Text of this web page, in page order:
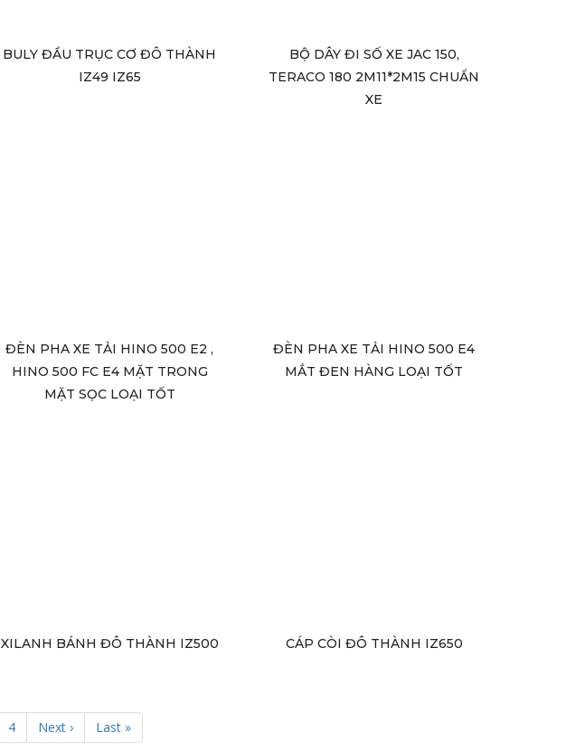
BULY ĐẦU TRỤC CƠ ĐÔ THÀNH
IZ49 IZ65
BỘ DÂY ĐI SỐ XE JAC 150,
TERACO 180 2M11*2M15 CHUẨN
XE
ĐÈN PHA XE TẢI HINO 500 E2 ,
HINO 500 FC E4 MẶT TRONG
MẶT SỌC LOẠI TỐT
ĐÈN PHA XE TẢI HINO 500 E4
MẮT ĐEN HÀNG LOẠI TỐT
XILANH BÁNH ĐÔ THÀNH IZ500 CÁP CÒI ĐÔ THÀNH IZ650
4 Next › Last »